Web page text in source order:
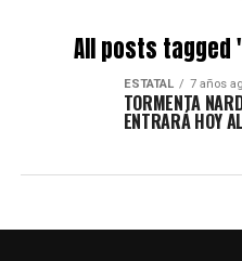
All posts
ESTATAL 7 años
TORMENTA
ENTRARÁ HOY